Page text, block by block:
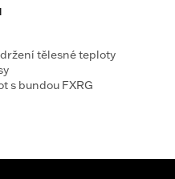
tělesné teploty
s bundou FXRG